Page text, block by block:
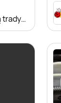
Od czwartku, Z ladą tradycyjną